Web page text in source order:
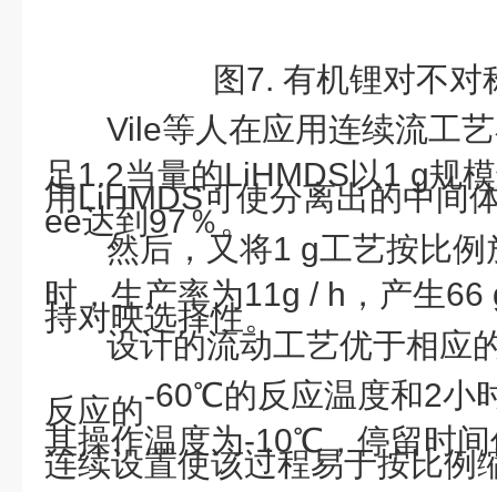
图7. 有机锂对不对
Vile等人在应用连续流工
足1.2当量的LiHMDS以1 g规
用LiHMDS可使分离出的中间
ee达到97％。
然后，又将1 g工艺按比
时，生产率为11g / h，产生66
持对映选择性。
设计的流动工艺优于相应
反应的-60℃的反应温度和2小
其操作温度为-10℃，停留时间
连续设置使该过程易于按比例